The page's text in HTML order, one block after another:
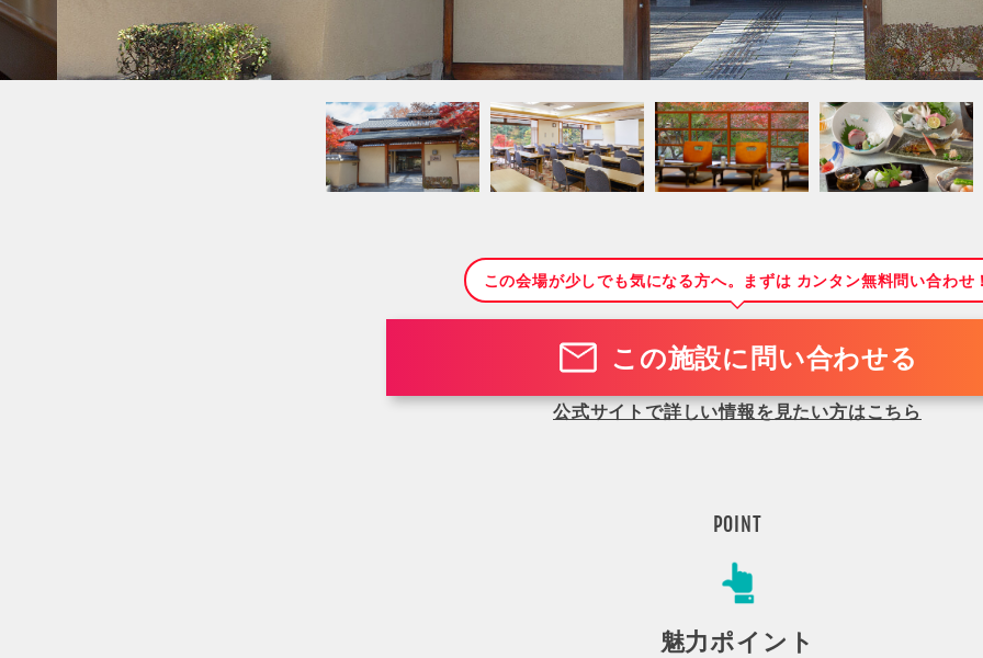
この会場が少しでも気になる方へ。まずは カンタン無料問い合わせ
この施設に問い合わせる
公式サイトで詳しい情報を見たい方はこちら
POINT
魅力ポイント